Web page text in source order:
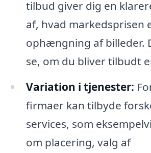
tilbud giver dig en
af, hvad markedsprisen
ophængning af billeder.
se, om du bliver tilbudt
Variation i tjenester:
firmaer kan tilbyde
services, som
om placering, valg af